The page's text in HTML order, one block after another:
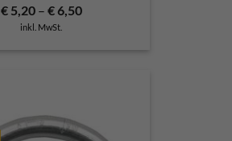
€5,20– €6,50
inkl. MwSt.